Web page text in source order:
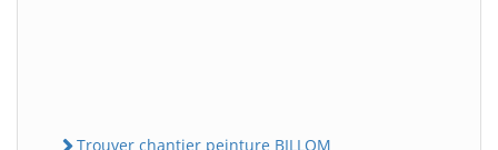
Trouver chantier peinture BILLOM